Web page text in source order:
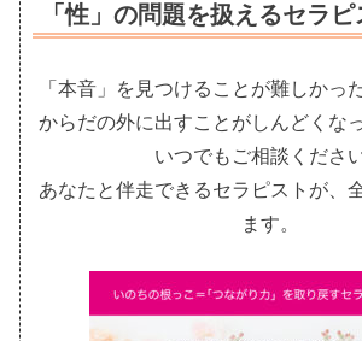
「性」の問題を扱えるセラ
「本音」を見つけることが難しかっ
からだの外に出すことがしんどくな
いつでもご相談ください
あなたと伴走できるセラピストが、
ます。